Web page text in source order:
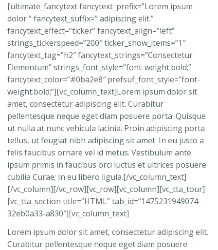
[ultimate_fancytext fancytext_prefix=”Lorem ipsum
dolor ” fancytext_suffix=” adipiscing elit.”
fancytext_effect=”ticker” fancytext_align=”left”
strings_tickerspeed=”200″ ticker_show_items=”1″
fancytext_tag=”h2″ fancytext_strings=”Consectetur
Elementum” strings_font_style=”font-weight:bold;”
fancytext_color=”#0ba2e8″ prefsuf_font_style=”font-
weight:bold;”][vc_column_text]Lorem ipsum dolor sit
amet, consectetur adipiscing elit. Curabitur
pellentesque neque eget diam posuere porta. Quisque
ut nulla at nunc vehicula lacinia. Proin adipiscing porta
tellus, ut feugiat nibh adipiscing sit amet. In eu justo a
felis faucibus ornare vel id metus. Vestibulum ante
ipsum primis in faucibus orci luctus et ultrices posuere
cubilia Curae; In eu libero ligula.[/vc_column_text]
[/vc_column][/vc_row][vc_row][vc_column][vc_tta_tour]
[vc_tta_section title=”HTML” tab_id=”1475231949074-
32eb0a33-a830″][vc_column_text]
Lorem ipsum dolor sit amet, consectetur adipiscing elit.
Curabitur pellentesque neque eget diam posuere